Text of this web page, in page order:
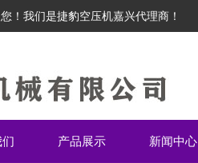
！我们是捷豹空压机嘉兴代理商！
产品展示 新闻中心